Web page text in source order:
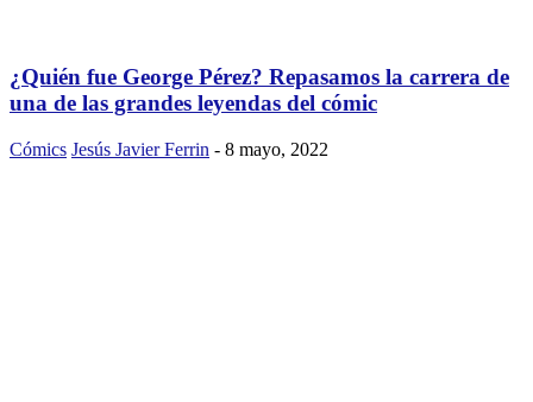
¿Quién fue George Pérez? Repasamos la carrera de
una de las grandes leyendas del cómic
Cómics Jesús Javier Ferrin - 8 mayo, 2022